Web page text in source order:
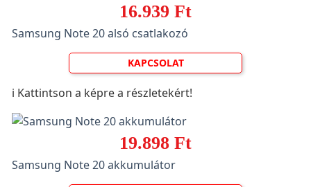
16.939 Ft
Samsung Note 20 alsó csatlakozó
KAPCSOLAT
ℹ️ Kattintson a képre a részletekért!
19.898 Ft
Samsung Note 20 akkumulátor